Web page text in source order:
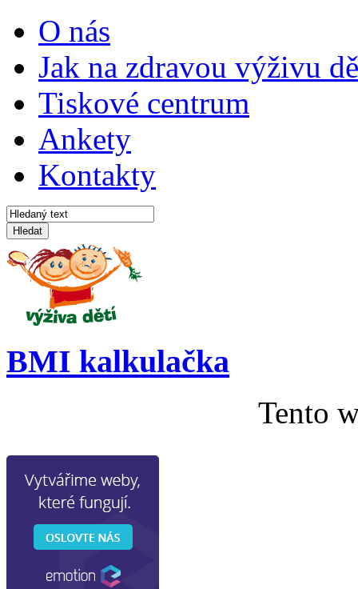
O nás
Jak na zdravou výživu
Tiskové centrum
Ankety
Kontakty
Hledat
BMI kalkulačka
Tento